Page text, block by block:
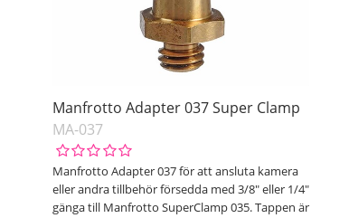
Manfrotto Adapter 037 Super Clamp
MA-037
Manfrotto Adapter 037 för att ansluta kamera
eller andra tillbehör försedda med 3/8" eller 1/4"
gänga till Manfrotto SuperClamp 035. Tappen är